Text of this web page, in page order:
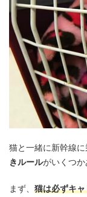
猫と一緒に新幹線に
きルールがいくつか
まず、 猫は必ずキ